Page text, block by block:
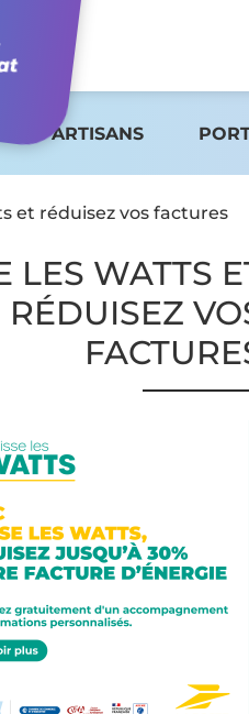
ARTISANS
et réduisez vos factures
LES WATTS
RÉDUISEZ